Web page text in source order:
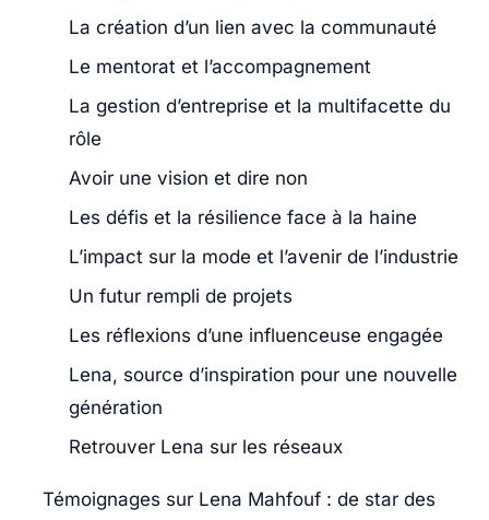
La création d’un lien avec la communauté
Le mentorat et l’accompagnement
La gestion d’entreprise et la multifacette du
rôle
Avoir une vision et dire non
Les défis et la résilience face à la haine
L’impact sur la mode et l’avenir de l’industrie
Un futur rempli de projets
Les réflexions d’une influenceuse engagée
Lena, source d’inspiration pour une nouvelle
génération
Retrouver Lena sur les réseaux
Témoignages sur Lena Mahfouf : de star des